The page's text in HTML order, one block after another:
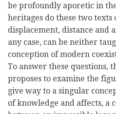
be profoundly aporetic in
heritages do these two
displacement, distance and
any case, can be neither
conception of modern
To answer these questions,
proposes to examine the
give way to a singular
of knowledge and affects, a